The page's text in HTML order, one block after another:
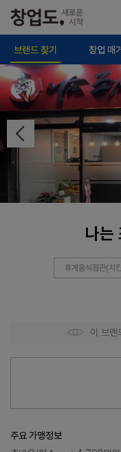
브랜드 찾기 창업 매
나는
휴게음식점관(치
이 브랜
주요 가맹정보